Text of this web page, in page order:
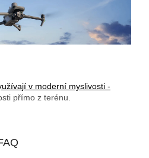
v moderní myslivosti -
přímo z terénu.